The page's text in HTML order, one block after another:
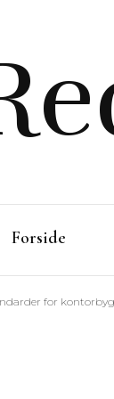
Forside
for